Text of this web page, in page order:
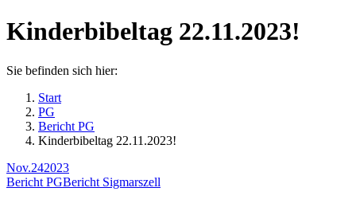
Kinderbibeltag 22.11.2023!
Sie befinden sich hier:
Start
PG
Bericht PG
Kinderbibeltag 22.11.2023!
Nov.242023
Bericht PGBericht Sigmarszell